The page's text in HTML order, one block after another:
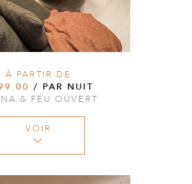
À PARTIR DE
/ PAR NUIT
& FEU OUVERT
VOIR